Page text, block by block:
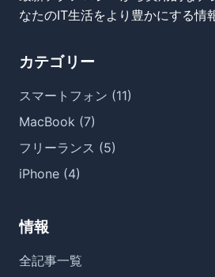
なたのIT生活をより豊かにする情
カテゴリー
スマートフォン (11)
MacBook (7)
フリーランス (5)
iPhone (4)
情報
全記事一覧